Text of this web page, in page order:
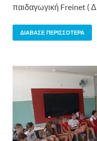
παιδαγωγική Freinet (
ΔΙΆΒΑΣΕ ΠΕΡΙΣΣΌΤΕΡΑ